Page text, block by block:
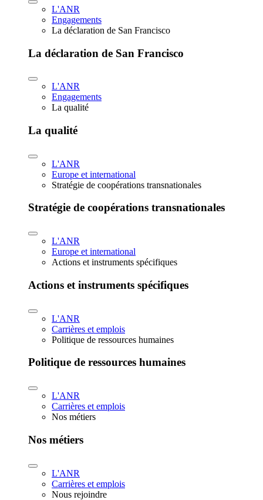
L'ANR
Engagements
La déclaration de San Francisco
La déclaration de San Francisco
L'ANR
Engagements
La qualité
La qualité
L'ANR
Europe et international
Stratégie de coopérations transnationales
Stratégie de coopérations transnationales
L'ANR
Europe et international
Actions et instruments spécifiques
Actions et instruments spécifiques
L'ANR
Carrières et emplois
Politique de ressources humaines
Politique de ressources humaines
L'ANR
Carrières et emplois
Nos métiers
Nos métiers
L'ANR
Carrières et emplois
Nous rejoindre